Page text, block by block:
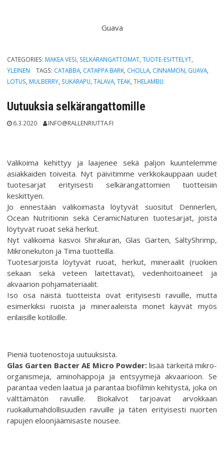
Guava
CATEGORIES: MAKEA VESI, SELKÄRANGATTOMAT,TUOTE-ESITTELYT,
YLEINEN
TAGS: CATABBA, CATAPPA BARK, CHOLLA, CINNAMON, GUAVA,
LOTUS, MULBERRY, SUKARAPU,TALAVA,TEAK,THELAMBU
Uutuuksia selkärangattomille
6.3.2020 INFO@RALLENRIUTTA.FI
Valikoima kehittyy ja laajenee sekä paljon kuuntelemme
asiakkaiden toiveita. Nyt päivitimme verkkokauppaan uudet
tuotesarjat erityisesti selkärangattomien tuotteisiin
keskittyen.
Jo ennestään valikoimasta löytyvät suositut Dennerlen,
Ocean Nutritionin sekä CeramicNaturen tuotesarjat, joista
löytyvät ruoat sekä herkut.
Nyt valikoima kasvoi Shirakuran, Glas Garten, SaltyShrimp,
Mikronekuton ja Tima tuotteilla.
Tuotesarjoista löytyvät ruoat, herkut, mineraalit (ruokien
sekaan sekä veteen laitettavat), vedenhoitoaineet ja
akvaarion pohjamateriaalit.
Iso osa näistä tuotteista ovat erityisesti ravuille, mutta
esimerkiksi ruoista ja mineraaleista monet käyvät myös
erilaisille kotiloille.
Pieniä tuotenostoja uutuuksista.
Glas Garten Bacter AE Micro Powder: lisää tärkeitä mikro-
organismeja, aminohappoja ja entsyymejä akvaarioon. Se
parantaa veden laatua ja parantaa biofilmin kehitystä, joka on
välttämätön ravuille. Biokalvot tarjoavat arvokkaan
ruokailumahdollisuuden ravuille ja täten erityisesti nuorten
rapujen eloonjäämisaste nousee.